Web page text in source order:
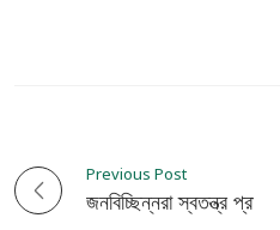
P
Previous Post
জনবিচ্ছিন্নরা স্বতন্ত্র
ঝিনাইদহে ভর্তুকি